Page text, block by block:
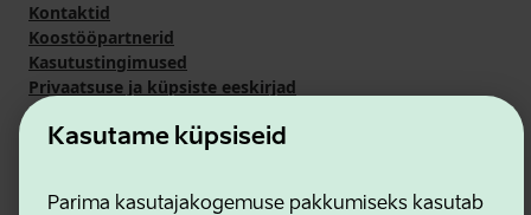
Kasutame küpsiseid
Parima kasutajakogemuse pakkumiseks kasutab
Kontaktid
Koostööpartnerid
Kasutustingimused
Privaatsuse ja küpsiste eeskirjad